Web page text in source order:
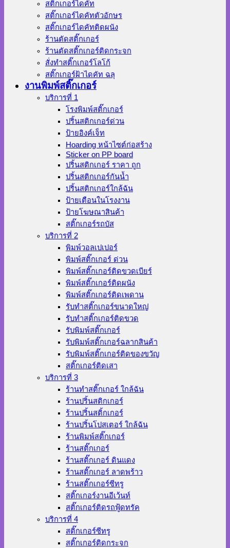
สติ๊กเกอร์ไดคัท
สติ๊กเกอร์ไดคัทตัวอักษร
สติ๊กเกอร์ไดคัทติดผนัง
ร้านตัดสติ๊กเกอร์
ร้านตัดสติ๊กเกอร์ติดกระจก
สั่งทําสติ๊กเกอร์โลโก้
สติ๊กเกอร์ฝ้าไดคัท ฉลุ
งานพิมพ์สติ๊กเกอร์
บริการที่ 1
โรงพิมพ์สติ๊กเกอร์
ปริ้นสติกเกอร์ด่วน
ป้ายอิงค์เจ็ท
Hoarding หน้าไซต์ก่อสร้าง
Sticker on PP board
ปริ้นสติกเกอร์ ราคา ถูก
ปริ้นสติกเกอร์กันน้ำ
ปริ้นสติกเกอร์ใกล้ฉัน
ป้ายเตือนในโรงงาน
ป้ายโฆษณาสินค้า
สติ๊กเกอร์รถบัส
บริการที่ 2
พิมพ์วอลเปเปอร์
พิมพ์สติ๊กเกอร์ ด่วน
พิมพ์สติ๊กเกอร์ติดขวดเบียร์
พิมพ์สติ๊กเกอร์ติดผนัง
พิมพ์สติ๊กเกอร์ติดเพดาน
รับทำสติ๊กเกอร์ขนาดใหญ่
รับทำสติ๊กเกอร์ติดขวด
รับพิมพ์สติ๊กเกอร์
รับพิมพ์สติ๊กเกอร์ฉลากสินค้า
รับพิมพ์สติ๊กเกอร์ติดของขวัญ
สติ๊กเกอร์ติดเสา
บริการที่ 3
ร้านทําสติ๊กเกอร์ ใกล้ฉัน
ร้านปริ้นสติกเกอร์
ร้านปริ้นสติ้กเกอร์
ร้านปริ้นโปสเตอร์ ใกล้ฉัน
ร้านพิมพ์สติ๊กเกอร์
ร้านสติ๊กเกอร์
ร้านสติ๊กเกอร์ ดินแดง
ร้านสติ๊กเกอร์ ลาดพร้าว
ร้านสติ๊กเกอร์ซีทรู
สติ๊กเกอร์งานอีเว้นท์
สติ๊กเกอร์ติดรถฟู้ดทรัค
บริการที่ 4
สติ๊กเกอร์ซีทรู
สติ๊กเกอร์ติดกระจก